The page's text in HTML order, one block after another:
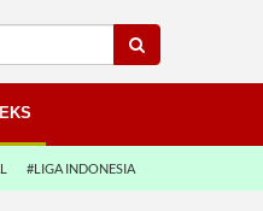
#LIGA INDONESIA